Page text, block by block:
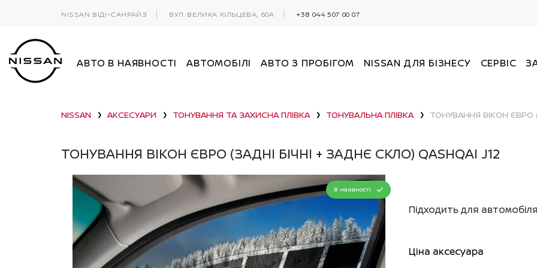
NISSAN ВІДІ-САНРАЙЗ ВУЛ. ВЕЛИКА КІЛЬЦЕВА, 60А +38 044 507 00 07
АВТО В НАЯВНОСТІ АВТОМОБІЛІ АВТО З ПРОБІГОМ NISSAN ДЛЯ БІЗНЕСУ СЕРВІС
NISSAN ❯ АКСЕСУАРИ ❯ ТОНУВАННЯ ТА ЗАХИСНА ПЛІВКА ❯ ТОНУВАЛЬНА ПЛІВКА ❯
ТОНУВАННЯ ВІКОН ЄВРО (ЗАДНІ БІЧНІ + ЗАДНЄ СКЛО) QASHQAI J12
В наявності
Підходить для
Ціна аксесуара